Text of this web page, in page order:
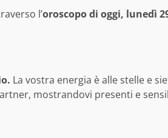
l’oroscopo di oggi, lunedì
La vostra energia è alle stelle e
mostrandovi presenti e